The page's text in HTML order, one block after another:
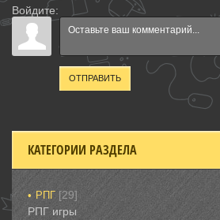
Войдите:
ОТПРАВИТЬ
КАТЕГОРИИ РАЗДЕЛА
РПГ [29]
РПГ игры